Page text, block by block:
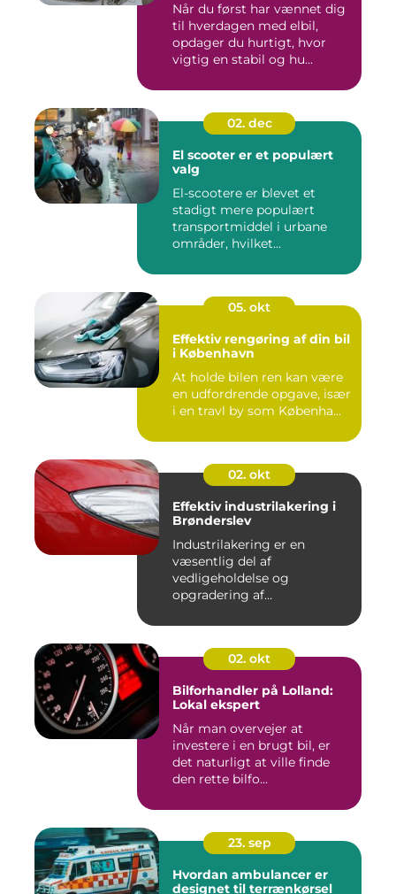
Når du først har vænnet dig
til hverdagen med elbil,
opdager du hurtigt, hvor
vigtig en stabil og hu...
02. dec
El scooter er et populært
valg
El-scootere er blevet et
stadigt mere populært
transportmiddel i urbane
områder, hvilket...
05. okt
Effektiv rengøring af din bil
i København
At holde bilen ren kan være
en udfordrende opgave, især
i en travl by som Københa...
02. okt
Effektiv industrilakering i
Brønderslev
Industrilakering er en
væsentlig del af
vedligeholdelse og
opgradering af
02. okt
Bilforhandler på Lolland:
Lokal ekspert
Når man overvejer at
investere i en brugt bil, er
det naturligt at ville finde
den rette bilfo...
23. sep
Hvordan ambulancer er
designet til terrænkørsel